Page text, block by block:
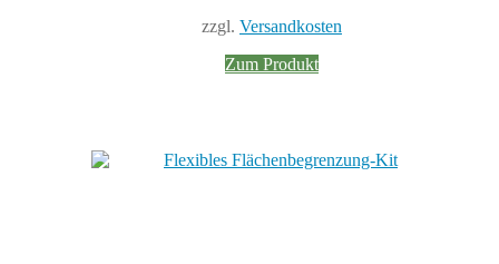
zzgl. Versandkosten
Zum Produkt